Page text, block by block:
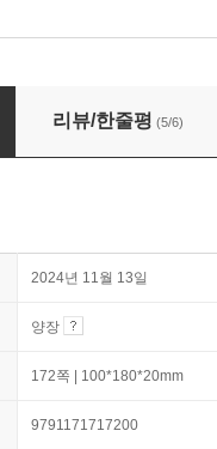
리뷰/한줄평 (5/6)
2024년 11월 13일
양장
172쪽 | 100*180*20mm
9791171717200